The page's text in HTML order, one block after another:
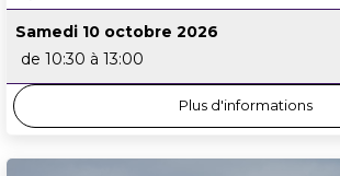
Samedi 10 octobre 2026
de 10:30 à 13:00
Plus d'informations